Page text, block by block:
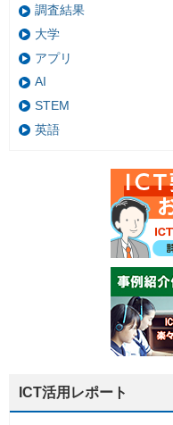
調査結果
大学
アプリ
AI
STEM
英語
ICT活用レポート